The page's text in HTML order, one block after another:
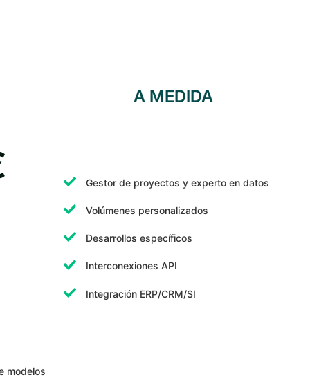
modelos
A MEDIDA
Gestor de proyectos y experto en datos
Volúmenes personalizados
Desarrollos específicos
Interconexiones API
Integración ERP/CRM/SI